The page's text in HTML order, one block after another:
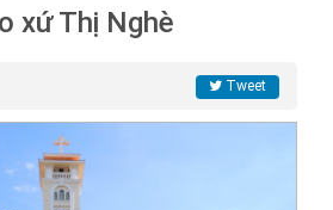
xứ Thị Nghè
Tweet